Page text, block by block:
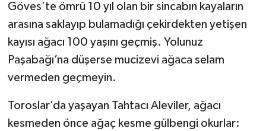
Göves’te ömrü 10 yıl olan bir sincabın kayaların
arasına saklayıp bulamadığı çekirdekten yetişen
kayısı ağacı 100 yaşını geçmiş. Yolunuz
Paşabağı’na düşerse mucizevi ağaca selam
vermeden geçmeyin.
Toroslar’da yaşayan Tahtacı Aleviler, ağacı
kesmeden önce ağaç kesme gülbengi okurlar: